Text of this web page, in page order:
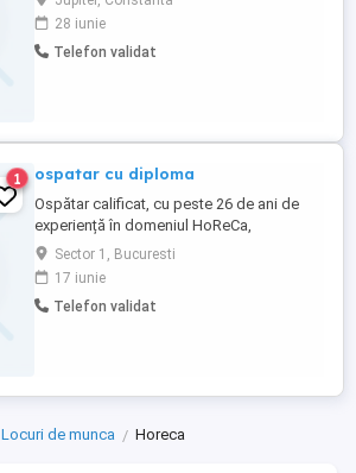
28 iunie
Telefon validat
1 ospatar cu diploma
Ospătar calificat, cu peste 26 de ani de
experiență în domeniul HoReCa,
acumulată în Italia (12 ani), Elveția (6 ani) și
România (8 ani), în restaurante cu renume
și standarde ridicate de calitate. Dețin
diplomă de ospătar, care atestă
Sector 1, Bucuresti
17 iunie
Telefon validat
Locuri de munca Horeca